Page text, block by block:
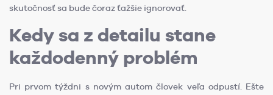
skutočnosť sa bude čoraz ťažšie ignorovať.
Kedy sa z detailu stane
každodenný problém
Pri prvom týždni s novým autom človek veľa odpustí. Ešte